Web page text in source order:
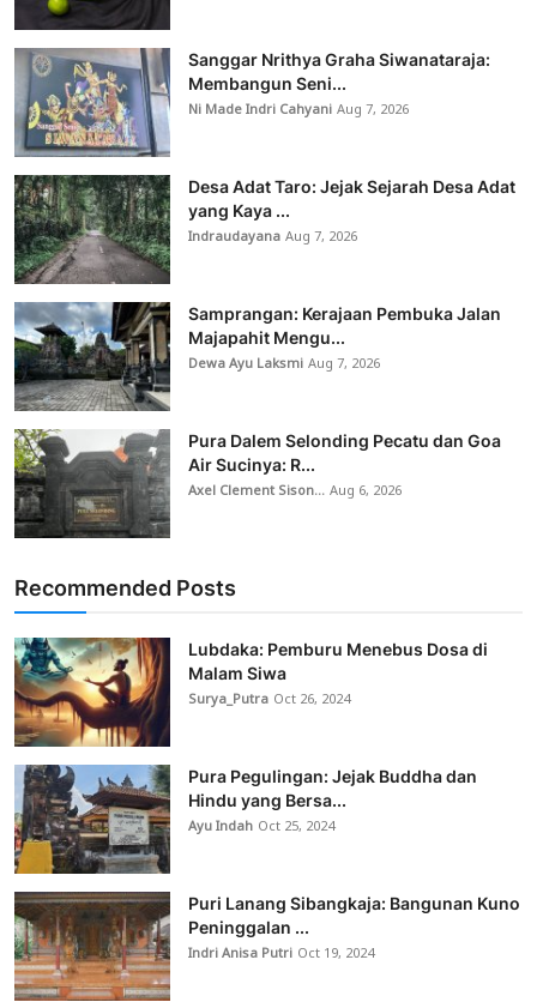
Sanggar Nrithya Graha Siwanataraja:
Membangun Seni...
Ni Made Indri CahyaniAug 7, 2026
Desa Adat Taro: Jejak Sejarah Desa Adat
yang Kaya ...
IndraudayanaAug 7, 2026
Samprangan: Kerajaan Pembuka Jalan
Majapahit Mengu...
Dewa Ayu LaksmiAug 7, 2026
Pura Dalem Selonding Pecatu dan Goa
Air Sucinya: R...
Axel Clement Sison...Aug 6, 2026
Recommended Posts
Lubdaka: Pemburu Menebus Dosa di
Malam Siwa
Surya_Putra Oct 26, 2024
Pura Pegulingan: Jejak Buddha dan
Hindu yang Bersa...
Ayu Indah Oct 25, 2024
Puri Lanang Sibangkaja: Bangunan Kuno
Peninggalan ...
Indri Anisa Putri Oct 19, 2024